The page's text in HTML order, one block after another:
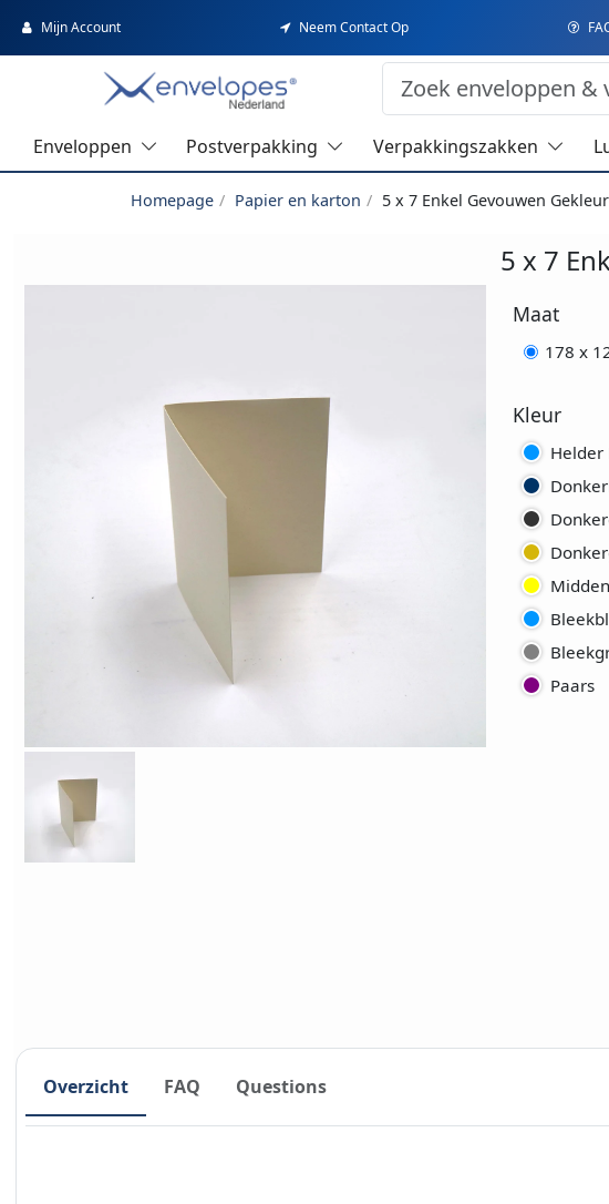
Mijn Account Neem Contact Op
Enveloppen Postverpakking Verpakkingszakken
Homepage Papier en karton 5 x 7 Enkel Gevouwen
5 x 7
Maat
178 x
Kleur
Helder
Paars
Overzicht FAQ Questions